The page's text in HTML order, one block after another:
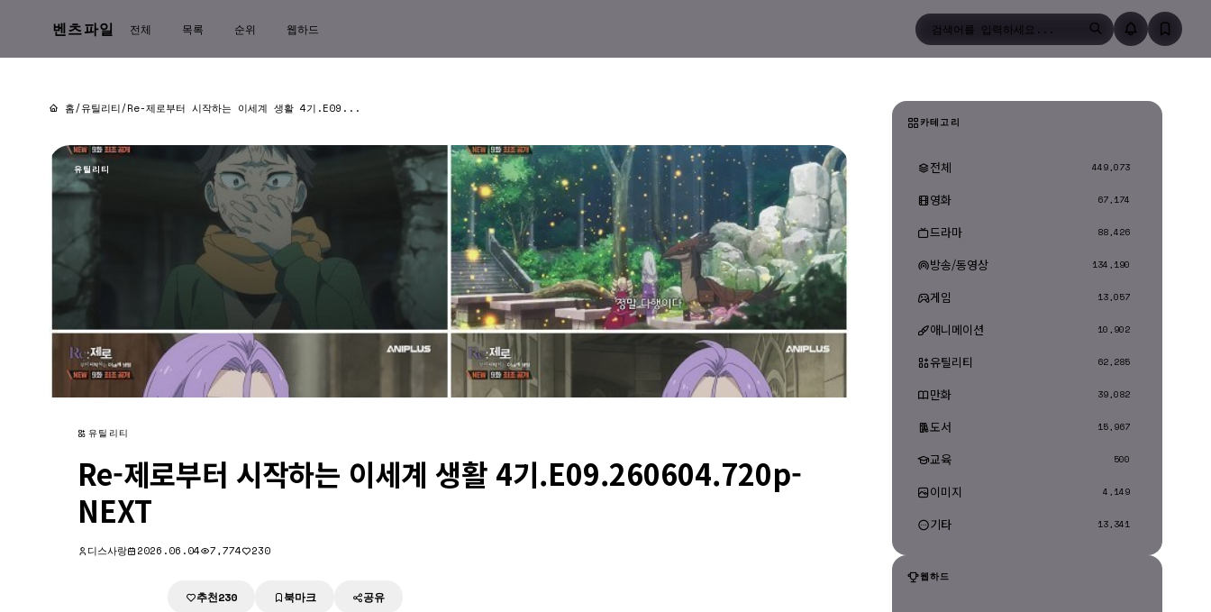
벤츠파일 전체 목록 순위 웹하드 검색
홈/유틸리티/Re-제로부터 시작하는 이세계 생활 4기.E09...
유틸리티
유틸리티
Re-제로부터 시작하는 이세계 생활 4기.E09.260604.720p-
NEXT
디스사랑 2026.06.04 7,774 230
추천230 북마크 공유
카테고리
전체 449,073
영화 67,174
드라마 88,426
방송/동영상 134,190
게임 13,057
애니메이션 10,902
유틸리티 62,285
만화 39,082
도서 15,967
교육 500
이미지 4,149
기타 13,341
웹하드